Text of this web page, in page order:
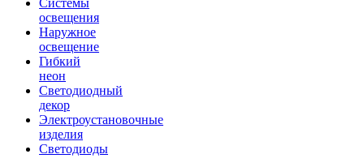
Системы
освещения
Наружное
освещение
Гибкий
неон
Светодиодный
декор
Электроустановочные
изделия
Светодиоды